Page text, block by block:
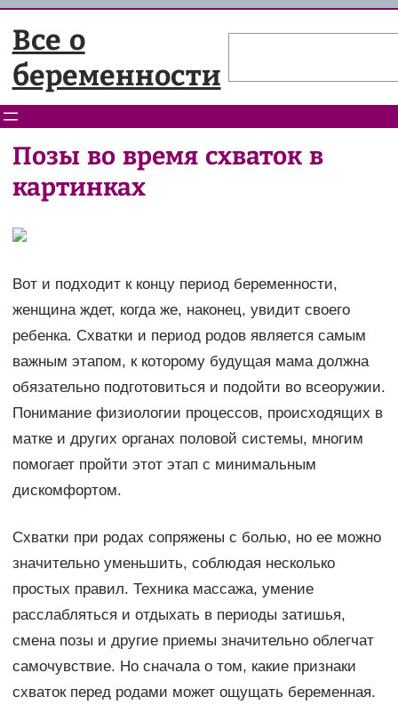
Перейти
содержимому
Все о
беременности
Позы во время схваток в
картинках
Вот и подходит к концу период беременности,
женщина ждет, когда же, наконец, увидит своего
ребенка. Схватки и период родов является самым
важным этапом, к которому будущая мама должна
обязательно подготовиться и подойти во всеоружии.
Понимание физиологии процессов, происходящих в
матке и других органах половой системы, многим
помогает пройти этот этап с минимальным
дискомфортом.
Схватки при родах сопряжены с болью, но ее можно
значительно уменьшить, соблюдая несколько
простых правил. Техника массажа, умение
расслабляться и отдыхать в периоды затишья,
смена позы и другие приемы значительно облегчат
самочувствие. Но сначала о том, какие признаки
схваток перед родами может ощущать беременная.